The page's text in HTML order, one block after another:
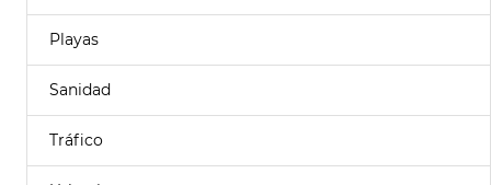
Playas
Sanidad
Tráfico